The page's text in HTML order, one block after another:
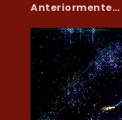
Anteriormente…